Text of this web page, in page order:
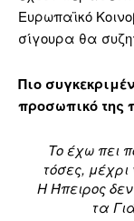
Ευρωπαϊκό
σίγουρα θα
Πιο
προσωπικό της
Το έχω πει
τόσες, μέχρι
Η Ήπειρος
τα